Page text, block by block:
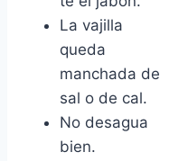
La vajilla
queda
manchada de
sal o de cal.
No desagua
bien.